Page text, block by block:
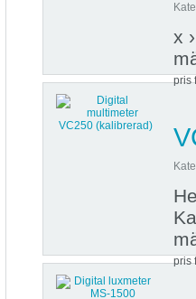
x
pris
pris